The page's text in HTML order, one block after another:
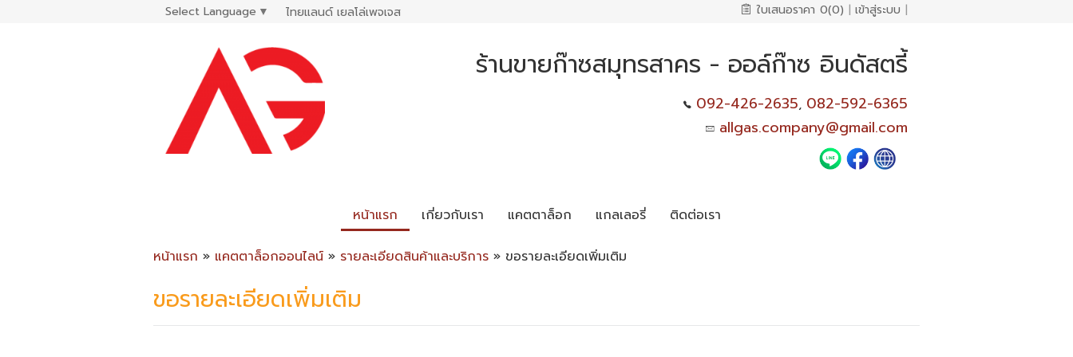
Select Language ▼ ไทยแลนด์ เยลโล่เพจเจส ใบเสนอราคา 0(0) | เข้าสู่ระบบ |
ร้านขายก๊าซสมุทรสาคร - ออล์ก๊าซ อินดัสตรี้
092-426-2635, 082-592-6365
allgas.company@gmail.com
หน้าแรก เกี่ยวกับเรา แคตตาล็อก แกลเลอรี่ ติดต่อเรา
หน้าแรก » แคตตาล็อกออนไลน์ » รายละเอียดสินค้าและบริการ » ขอรายละเอียดเพิ่มเติม
ขอรายละเอียดเพิ่มเติม